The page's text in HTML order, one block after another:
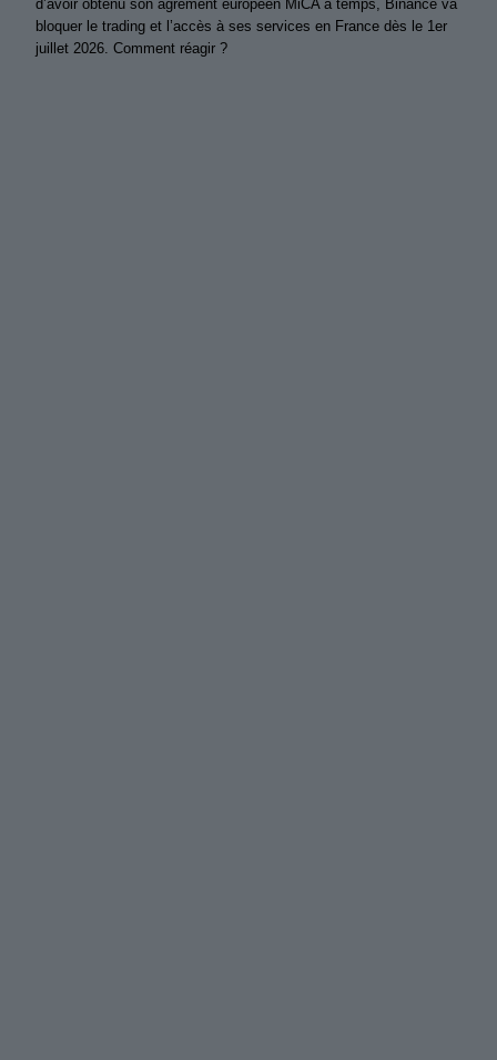
d’avoir obtenu son agrément européen MiCA à temps, Binance va
bloquer le trading et l’accès à ses services en France dès le 1er
juillet 2026. Comment réagir ?